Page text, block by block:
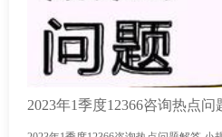
2023年1季度12366咨询热点问